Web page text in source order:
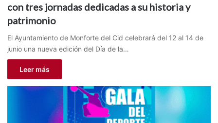
con tres jornadas dedicadas a su historia y
patrimonio
El Ayuntamiento de Monforte del Cid celebrará del 12 al 14 de
junio una nueva edición del Día de la…
Leer más